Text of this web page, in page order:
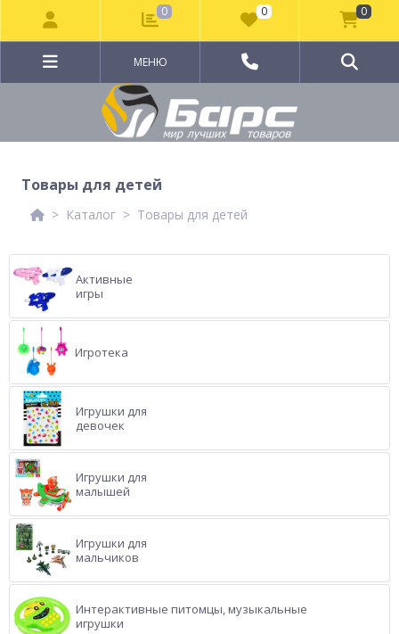
МЕНЮ
Товары для детей
Каталог Товары для детей
Активные
игры
Игротека
Игрушки для
девочек
Игрушки для
малышей
Игрушки для
мальчиков
Интерактивные питомцы, музыкальные
игрушки
0 0 0